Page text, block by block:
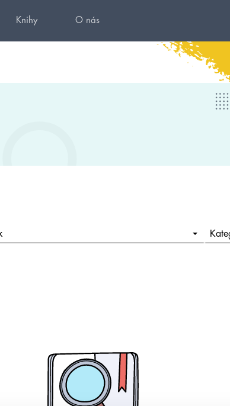
Knihy O nás